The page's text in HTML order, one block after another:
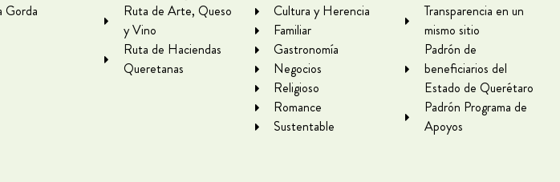
Gorda
Ruta de Arte, Queso
y Vino
Ruta de Haciendas
Queretanas
Cultura y Herencia
Familiar
Gastronomía
Negocios
Religioso
Romance
Sustentable
Transparencia en un
mismo sitio
Padrón de
beneficiarios del
Estado de Querétaro
Padrón Programa de
Apoyos